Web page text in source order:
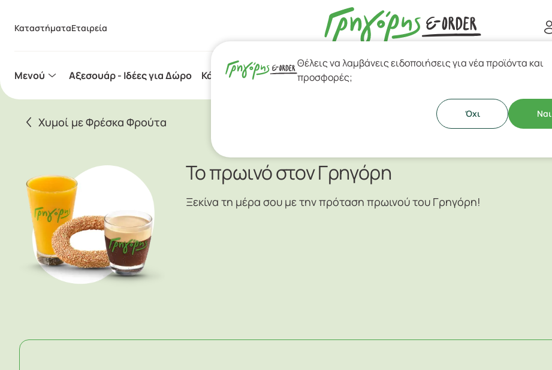
ΚαταστήματαΕταιρεία
Μενού Aξεσουάρ - Ιδέες για Δώρο Κάψουλες Espresso & Ελληνικός Καφές
Χυμοί με Φρέσκα Φρούτα
Το πρωινό στον Γρηγόρη
Ξεκίνα τη μέρα σου με την πρόταση πρωινού του Γρηγόρη!
Θέλεις να λαμβάνεις ειδοποιήσεις για νέα προϊόντα και
προσφορές;
Όχι Ναι